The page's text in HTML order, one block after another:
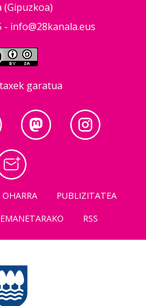
(Gipuzkoa)
- info@28kanala.eus
garatua
OHARRA
PUBLIZITATEA
RSS